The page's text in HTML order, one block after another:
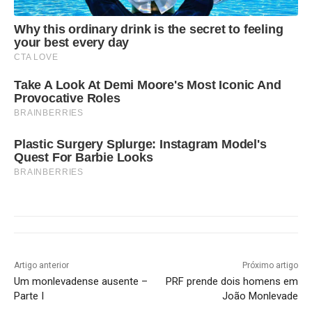
Why this ordinary drink is the secret to feeling
your best every day
CTA LOVE
Take A Look At Demi Moore's Most Iconic And
Provocative Roles
BRAINBERRIES
Plastic Surgery Splurge: Instagram Model's
Quest For Barbie Looks
BRAINBERRIES
Artigo anterior
Um monlevadense ausente –
Parte I
Próximo artigo
PRF prende dois homens em
João Monlevade